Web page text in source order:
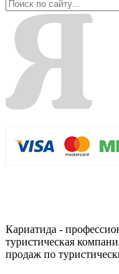
Кариатида -
туристическая
продаж по